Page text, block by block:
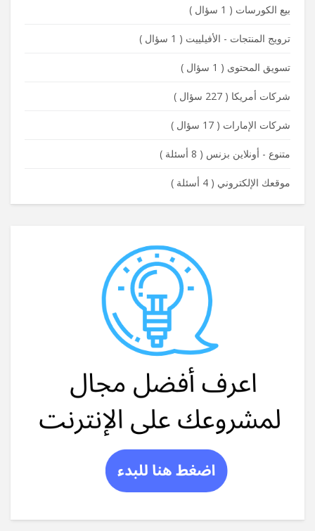
بيع الكورسات ( 1 سؤال )
ترويج المنتجات - الأفيلييت ( 1 سؤال )
تسويق المحتوى ( 1 سؤال )
شركات أمريكا ( 227 سؤال )
شركات الإمارات ( 17 سؤال )
متنوع - أونلاين بزنس ( 8 أسئلة )
موقعك الإلكتروني ( 4 أسئلة )